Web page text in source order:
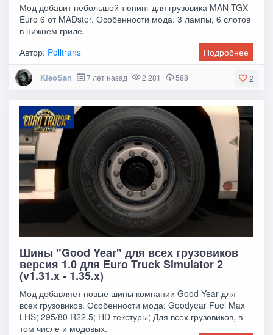
Мод добавит небольшой тюнинг для грузовика MAN TGX
Euro 6 от MADster. Особенности мода: 3 лампы; 6 слотов
в нижнем гриле.
Автор: Polltrans Подробнее
2
KleoSan 7 лет назад 2 281 588
Шины "Good Year" для всех грузовиков
версия 1.0 для Euro Truck Simulator 2
(v1.31.x - 1.35.x)
Мод добавляет новые шины компании Good Year для
всех грузовиков. Особенности мода: Goodyear Fuel Max
LHS; 295/80 R22.5; HD текстуры; Для всех грузовиков, в
том числе и модовых.